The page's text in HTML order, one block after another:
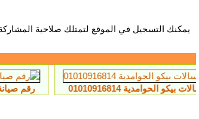
يمكنك التسجيل في الموقع لتمتلك صلاحية
رقم صيانة تكييفات دايو كفر الشيخ